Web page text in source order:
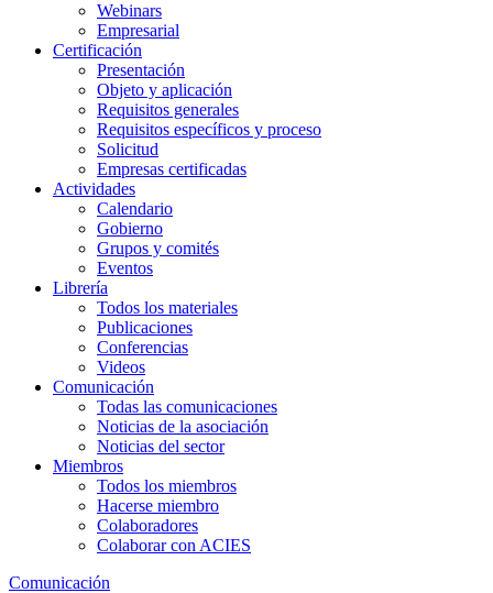
Webinars
Empresarial
Certificación
Presentación
Objeto y aplicación
Requisitos generales
Requisitos específicos y proceso
Solicitud
Empresas certificadas
Actividades
Calendario
Gobierno
Grupos y comités
Eventos
Librería
Todos los materiales
Publicaciones
Conferencias
Videos
Comunicación
Todas las comunicaciones
Noticias de la asociación
Noticias del sector
Miembros
Todos los miembros
Hacerse miembro
Colaboradores
Colaborar con ACIES
Comunicación